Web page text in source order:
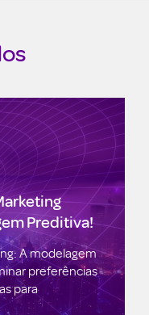
Preditiva!
A modelagem
preferências
para